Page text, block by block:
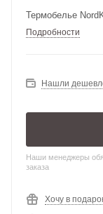
Термобелье
Подробности
Нашли
Наши менеджеры
заказа
Хочу в